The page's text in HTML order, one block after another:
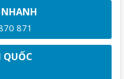
871
QUỐC